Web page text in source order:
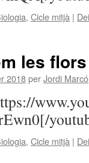
, Cicle mitjà |
les flors
2018perJordi Marcó
, Cicle mitjà |